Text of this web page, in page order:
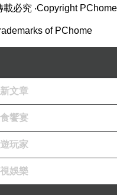
載必究 ‧Copyright PChome
of PChome
文章
饗宴
玩家
娛樂